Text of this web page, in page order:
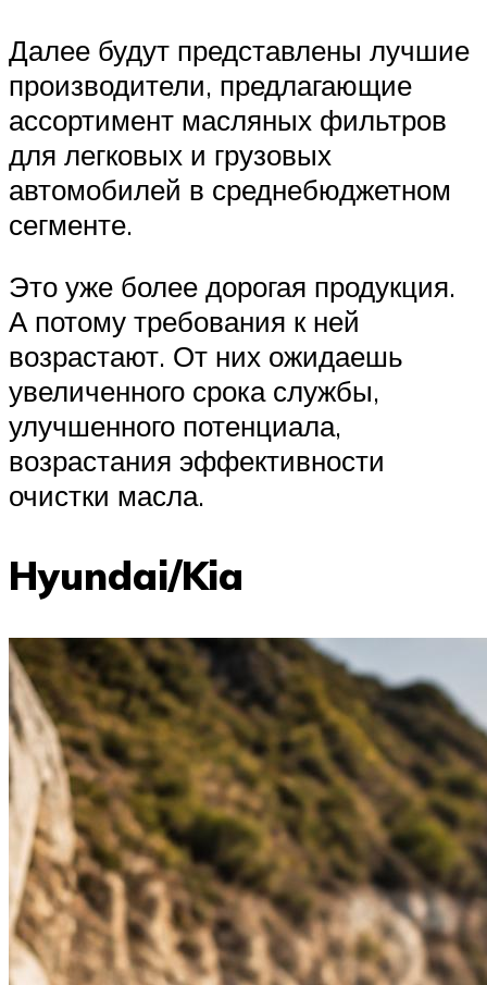
Далее будут представлены лучшие
производители, предлагающие
ассортимент масляных фильтров
для легковых и грузовых
автомобилей в среднебюджетном
сегменте.
Это уже более дорогая продукция.
А потому требования к ней
возрастают. От них ожидаешь
увеличенного срока службы,
улучшенного потенциала,
возрастания эффективности
очистки масла.
Hyundai/Kia